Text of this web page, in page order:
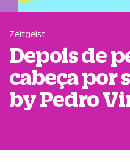
Zeitgeist
Depois de
cabeça por
by Pedro